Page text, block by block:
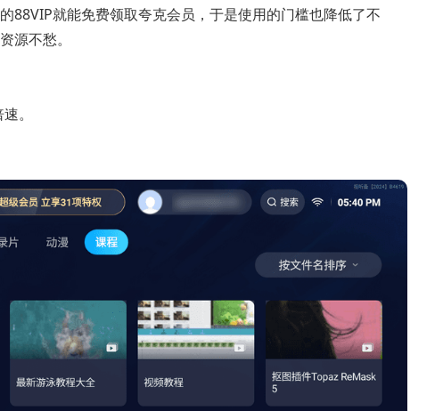
88VIP就能免费领取夸克会员，于是使用的门槛也降低了不
源不愁。
。